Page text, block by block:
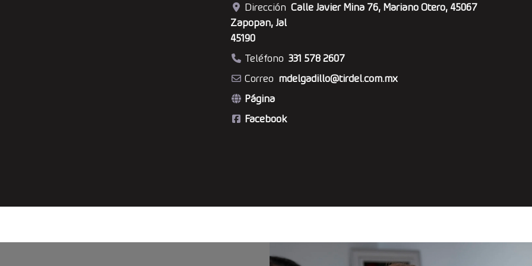
Dirección Calle Javier Mina 76, Mariano Otero, 45067
Zapopan, Jal
45190
Teléfono 331 578 2607
Correo mdelgadillo@tirdel.com.mx
Página
Facebook